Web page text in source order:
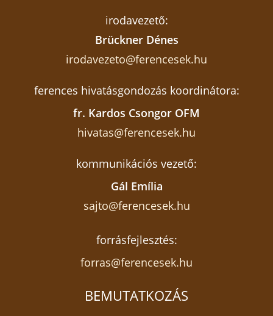
irodavezető:
Brückner Dénes
irodavezeto@ferencesek.hu
ferences hivatásgondozás koordinátora:
fr. Kardos Csongor OFM
hivatas@ferencesek.hu
kommunikációs vezető:
Gál Emília
sajto@ferencesek.hu
forrásfejlesztés:
forras@ferencesek.hu
BEMUTATKOZÁS